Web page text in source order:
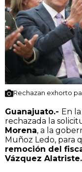
Rechazan exhorto
Guanajuato.- En
rechazada la
Morena, a la
Muñoz Ledo, para
remoción del
Vázquez Alatriste.